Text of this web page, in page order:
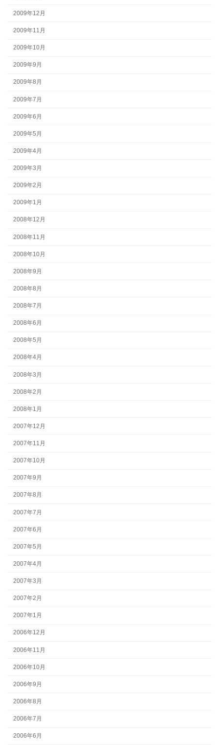
2009年12月
2009年11月
2009年10月
2009年9月
2009年8月
2009年7月
2009年6月
2009年5月
2009年4月
2009年3月
2009年2月
2009年1月
2008年12月
2008年11月
2008年10月
2008年9月
2008年8月
2008年7月
2008年6月
2008年5月
2008年4月
2008年3月
2008年2月
2008年1月
2007年12月
2007年11月
2007年10月
2007年9月
2007年8月
2007年7月
2007年6月
2007年5月
2007年4月
2007年3月
2007年2月
2007年1月
2006年12月
2006年11月
2006年10月
2006年9月
2006年8月
2006年7月
2006年6月